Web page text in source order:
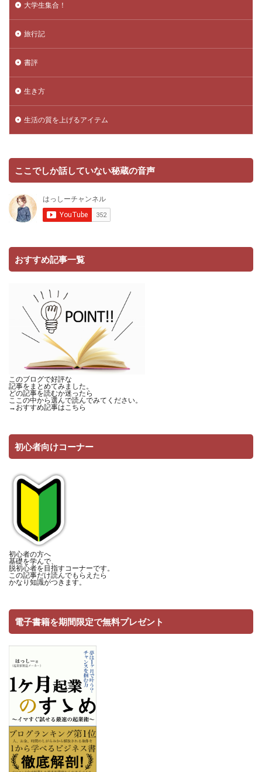
大学生集合！
旅行記
書評
生き方
生活の質を上げるアイテム
ここでしか話していない秘蔵の音声
おすすめ記事一覧
このブログで好評な
記事をまとめてみました。
どの記事を読むか迷ったら
ここの中から選んで読んでみてください。
→ おすすめ記事はこちら
初心者向けコーナー
初心者の方へ
基礎を学んで、
脱初心者を目指すコーナーです。
この記事だけ読んでもらえたら
かなり知識がつきます。
電子書籍を期間限定で無料プレゼント